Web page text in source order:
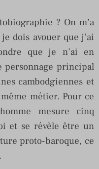
? On m’a
dois avouer que j’ai
que je n’ai en
personnage principal
cambodgiennes et
métier. Pour ce
mesure cinq
et se révèle être un
proto-baroque, ce